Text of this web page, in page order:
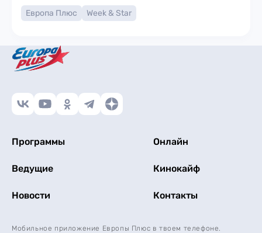
Европа Плюс Week & Star
Программы Онлайн
Ведущие Кинокайф
Новости Контакты
Мобильное приложение Европы Плюс в твоем телефоне.